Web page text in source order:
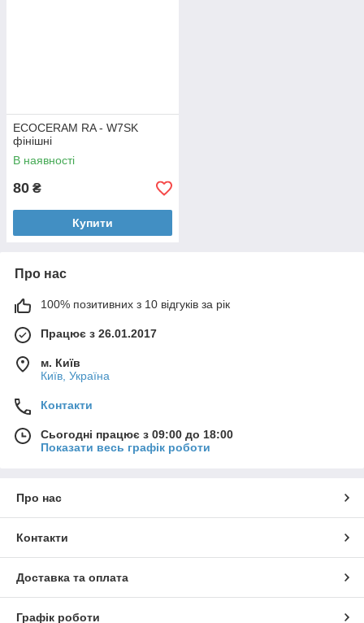
ECOCERAM RA - W7SK
фінішні
В наявності
80 ₴
Купити
Про нас
100% позитивних з 10 відгуків за рік
Працює з 26.01.2017
м. Київ
Київ, Україна
Контакти
Сьогодні працює з 09:00 до 18:00
Показати весь графік роботи
Про нас
Контакти
Доставка та оплата
Графік роботи